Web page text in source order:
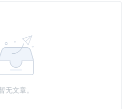
无文章。